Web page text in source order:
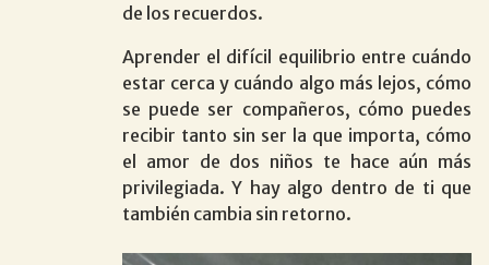
de los recuerdos.
Aprender el difícil equilibrio entre cuándo
estar cerca y cuándo algo más lejos, cómo
se puede ser compañeros, cómo puedes
recibir tanto sin ser la que importa, cómo
el amor de dos niños te hace aún más
privilegiada. Y hay algo dentro de ti que
también cambia sin retorno.